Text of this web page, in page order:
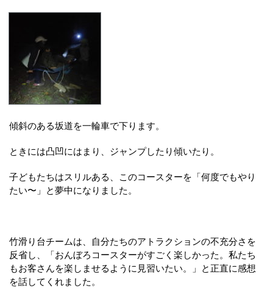
傾斜のある坂道を一輪車で下ります。
ときには凸凹にはまり、ジャンプしたり傾いたり。
子どもたちはスリルある、このコースターを「何度でもやり
たい〜」と夢中になりました。
竹滑り台チームは、自分たちのアトラクションの不充分さを
反省し、「おんぼろコースターがすごく楽しかった。私たち
もお客さんを楽しませるように見習いたい。」と正直に感想
を話してくれました。